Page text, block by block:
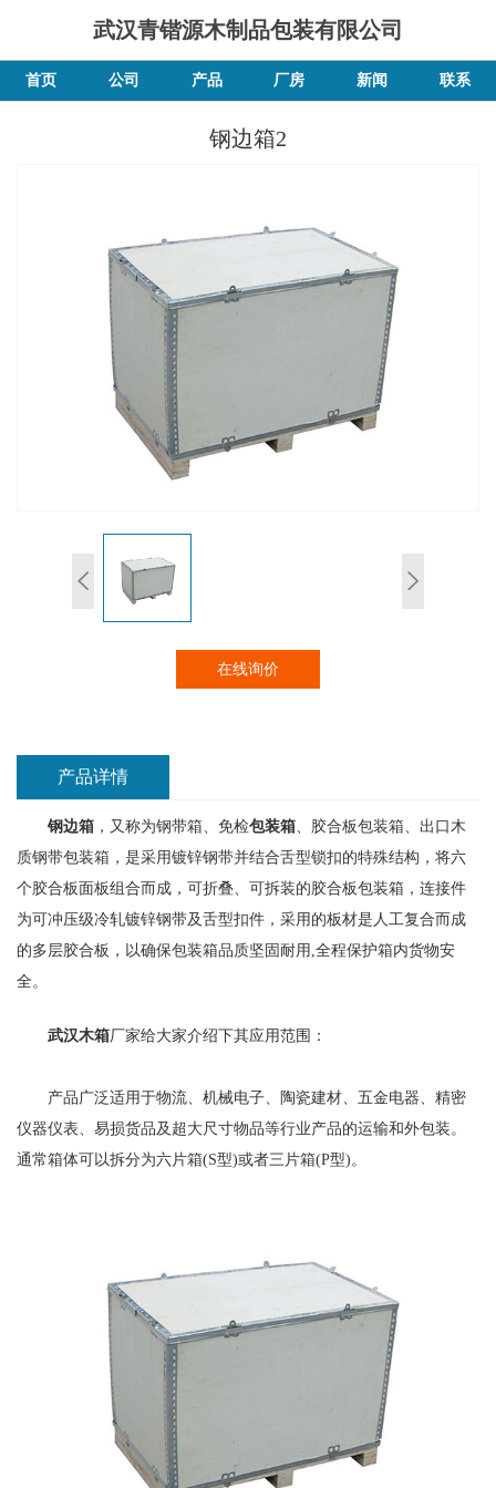
武汉青锴源木制品包装有限公司
首页 公司 产品 厂房 新闻 联系
钢边箱2
在线询价
产品详情
钢边箱 ，又称为钢带箱、免检包装箱、胶合板包装箱、出口木
质钢带包装箱，是采用镀锌钢带并结合舌型锁扣的特殊结构，将六
个胶合板面板组合而成，可折叠、可拆装的胶合板包装箱，连接件
为可冲压级冷轧镀锌钢带及舌型扣件，采用的板材是人工复合而成
的多层胶合板，以确保包装箱品质坚固耐用,全程保护箱内货物安
全。
武汉木箱厂家给大家介绍下其应用范围：
产品广泛适用于物流、机械电子、陶瓷建材、五金电器、精密
仪器仪表、易损货品及超大尺寸物品等行业产品的运输和外包装。
通常箱体可以拆分为六片箱(S型)或者三片箱(P型)。